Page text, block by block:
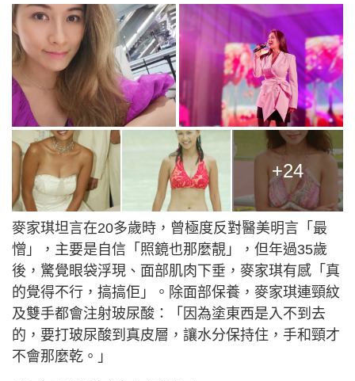
+24
麥家琪坦言在20多歲時，曾極度反對醫美明言「最
憎」，主要是自信「照鏡也那麼靚」，但年過35歲
後，驚覺眼袋浮現、面部肌肉下垂，麥家琪有感「真
的覺得不行，搞搞佢」。除面部保養，麥家琪連頸紋
及雙手都會注射玻尿酸：「因為塗東西是入不到去
的，要打玻尿酸到真皮層，讓水分保持住，手和頸才
不會那麼乾。」